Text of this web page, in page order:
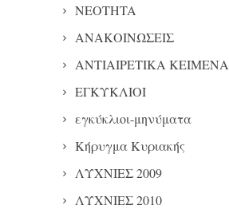
NEOTHTA
ΑΝΑΚΟΙΝΩΣΕΙΣ
ΑΝΤΙΑΙΡΕΤΙΚΑ ΚΕΙΜΕΝΑ
ΕΓΚΥΚΛΙΟΙ
εγκύκλιοι-μηνύματα
Κήρυγμα Κυριακής
ΛΥΧΝΙΕΣ 2009
ΛΥΧΝΙΕΣ 2010